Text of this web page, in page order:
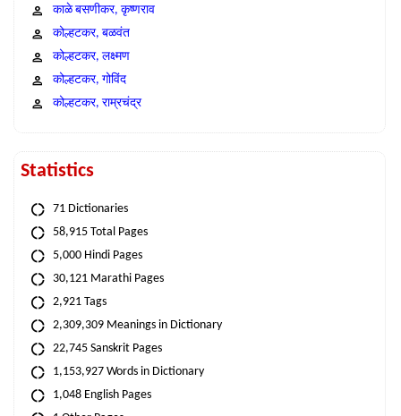
काळे बसणीकर, कृष्णराव
कोल्हटकर, बळवंत
कोल्हटकर, लक्ष्मण
कोल्हटकर, गोविंद
कोल्हटकर, राम्रचंद्र
Statistics
71 Dictionaries
58,915 Total Pages
5,000 Hindi Pages
30,121 Marathi Pages
2,921 Tags
2,309,309 Meanings in Dictionary
22,745 Sanskrit Pages
1,153,927 Words in Dictionary
1,048 English Pages